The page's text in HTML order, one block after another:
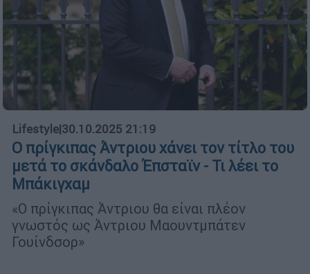
Lifestyle|30.10.2025 21:19
O πρίγκιπας Άντριου χάνει τον τίτλο του
μετά το σκάνδαλο Έπσταϊν - Τι λέει το
Μπάκιγχαμ
«Ο πρίγκιπας Άντριου θα είναι πλέον
γνωστός ως Άντριου Μαουντμπάτεν
Γουίνδσορ»